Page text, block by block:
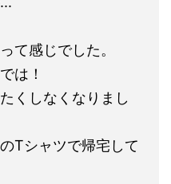
て感じでした。
は！
くしなくなりまし
Tシャツで帰宅して